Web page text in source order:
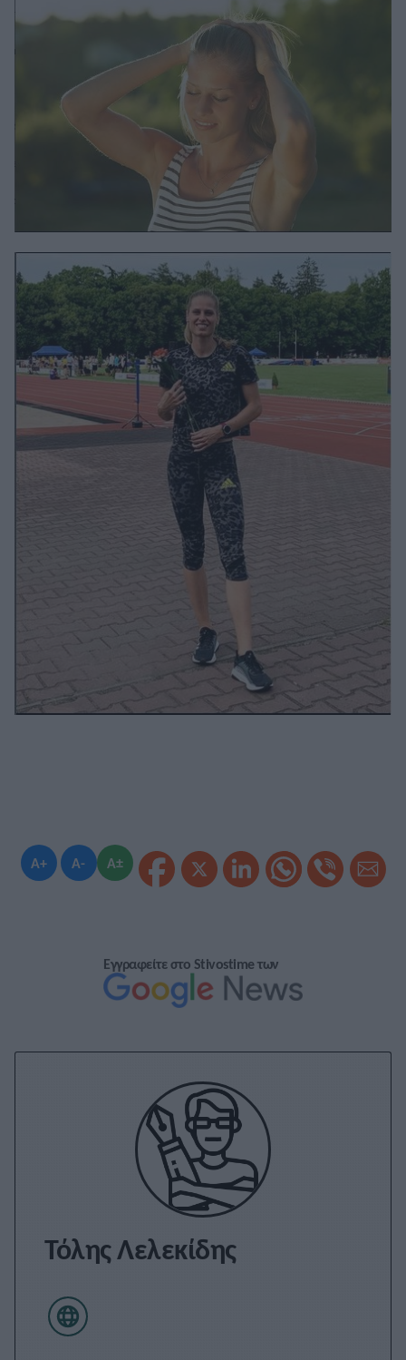
A+ A- A±
Εγγραφείτε στο Stivostime των
Τόλης Λελεκίδης